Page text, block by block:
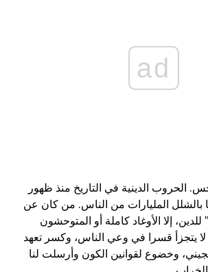
ad
الحروب الدينية في التاريخ منذ ظهور
بالشلل المليارات من الناس. من كان عن
إلا الأوغاد كاملة أو المتوحشون
لا يتجزأ قسرا في وعي الناس، وكسر تعهد
وخضوع لقوانين الكون وأرسلت لنا